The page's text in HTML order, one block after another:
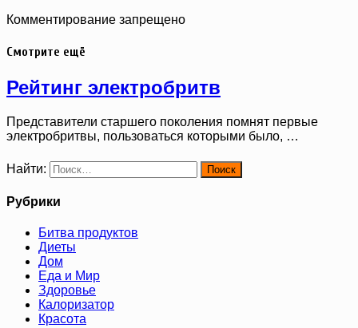
Комментирование запрещено
Смотрите ещё
Рейтинг электробритв
Представители старшего поколения помнят первые
электробритвы, пользоваться которыми было, …
Найти:
Рубрики
Битва продуктов
Диеты
Дом
Еда и Мир
Здоровье
Калоризатор
Красота